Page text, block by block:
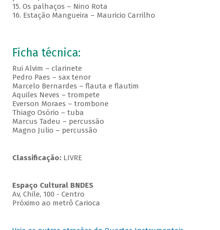
15. Os palhaços – Nino Rota
16. Estação Mangueira – Mauricio Carrilho
Ficha técnica:
Rui Alvim – clarinete
Pedro Paes – sax tenor
Marcelo Bernardes – flauta e flautim
Aquiles Neves – trompete
Everson Moraes – trombone
Thiago Osório – tuba
Marcus Tadeu – percussão
Magno Julio – percussão
Classificação:LIVRE
Espaço Cultural BNDES
Av, Chile, 100 - Centro
Próximo ao metrô Carioca